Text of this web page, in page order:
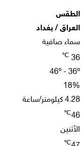
الطقس
العراق / بغداد
سماء صافية
36
℃
46º - 36º
18%
4.28 كيلومتر/ساعة
46
℃
الأثنين
℃